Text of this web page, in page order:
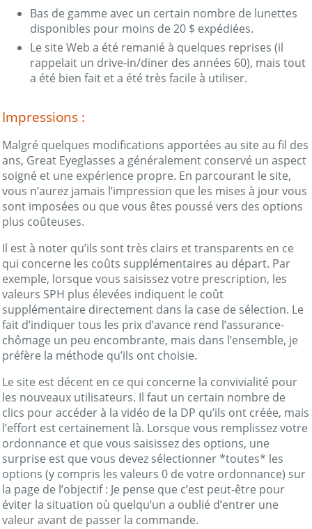
Bas de gamme avec un certain nombre de lunettes
disponibles pour moins de 20 $ expédiées.
Le site Web a été remanié à quelques reprises (il
rappelait un drive-in/diner des années 60), mais tout
a été bien fait et a été très facile à utiliser.
Impressions :
Malgré quelques modifications apportées au site au fil des
ans, Great Eyeglasses a généralement conservé un aspect
soigné et une expérience propre. En parcourant le site,
vous n’aurez jamais l’impression que les mises à jour vous
sont imposées ou que vous êtes poussé vers des options
plus coûteuses.
Il est à noter qu’ils sont très clairs et transparents en ce
qui concerne les coûts supplémentaires au départ. Par
exemple, lorsque vous saisissez votre prescription, les
valeurs SPH plus élevées indiquent le coût
supplémentaire directement dans la case de sélection. Le
fait d’indiquer tous les prix d’avance rend l’assurance-
chômage un peu encombrante, mais dans l’ensemble, je
préfère la méthode qu’ils ont choisie.
Le site est décent en ce qui concerne la convivialité pour
les nouveaux utilisateurs. Il faut un certain nombre de
clics pour accéder à la vidéo de la DP qu’ils ont créée, mais
l’effort est certainement là. Lorsque vous remplissez votre
ordonnance et que vous saisissez des options, une
surprise est que vous devez sélectionner *toutes* les
options (y compris les valeurs 0 de votre ordonnance) sur
la page de l’objectif : Je pense que c’est peut-être pour
éviter la situation où quelqu’un a oublié d’entrer une
valeur avant de passer la commande.